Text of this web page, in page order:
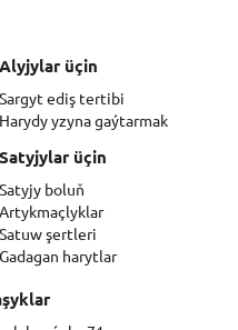
Alyjylar üçin
Sargyt ediş tertibi
Harydy yzyna gaýtarmak
Satyjylar üçin
Satyjy boluň
Artykmaçlyklar
Satuw şertleri
Gadagan harytlar